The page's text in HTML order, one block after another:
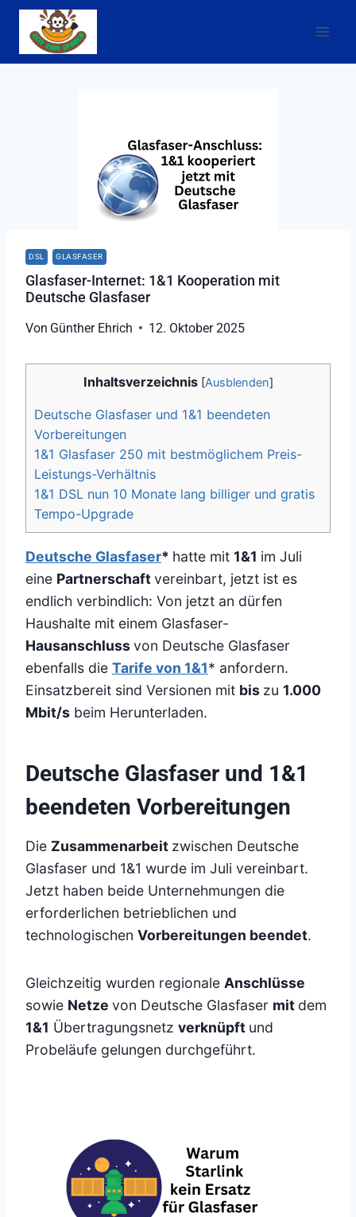
Zum
Inhalt
springen
DSL GLASFASER
Glasfaser-Internet: 1&1 Kooperation mit
Deutsche Glasfaser
Von Günther Ehrich 12. Oktober 2025
Inhaltsverzeichnis [Ausblenden]
Deutsche Glasfaser und 1&1 beendeten
Vorbereitungen
1&1 Glasfaser 250 mit bestmöglichem Preis-
Leistungs-Verhältnis
1&1 DSL nun 10 Monate lang billiger und gratis
Tempo-Upgrade
Deutsche Glasfaser* hatte mit 1&1 im Juli
eine Partnerschaftvereinbart, jetzt ist es
endlich verbindlich: Von jetzt an dürfen
Haushalte mit einem Glasfaser-
Hausanschlussvon Deutsche Glasfaser
ebenfalls die Tarife von 1&1* anfordern.
Einsatzbereit sind Versionen mit bis zu 1.000
Mbit/s beim Herunterladen.
Deutsche Glasfaser und 1&1
beendeten Vorbereitungen
Die Zusammenarbeit zwischen Deutsche
Glasfaser und 1&1 wurde im Juli vereinbart.
Jetzt haben beide Unternehmungen die
erforderlichen betrieblichen und
technologischen Vorbereitungen beendet.
Gleichzeitig wurden regionale Anschlüsse
sowie Netze von Deutsche Glasfaser mit dem
1&1 Übertragungsnetz verknüpft und
Probeläufe gelungen durchgeführt.